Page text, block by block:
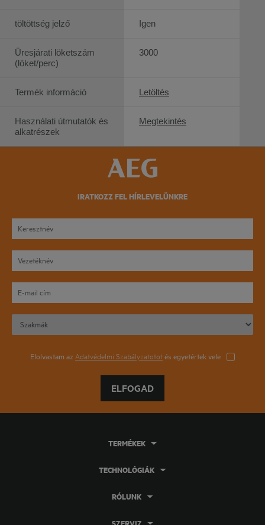
töltöttség jelző
Üresjárati löketszám
(löket/perc)
Termék információ
Használati útmutatók és
alkatrészek
Igen
3000
Letöltés
Megtekintés
IRATKOZZ FEL HÍRLEVELÜNKRE
Elolvastam az Adatvédelmi Szabályzatototés egyetértek vele
ELFOGAD
TERMÉKEK
TECHNOLÓGIÁK
RÓLUNK